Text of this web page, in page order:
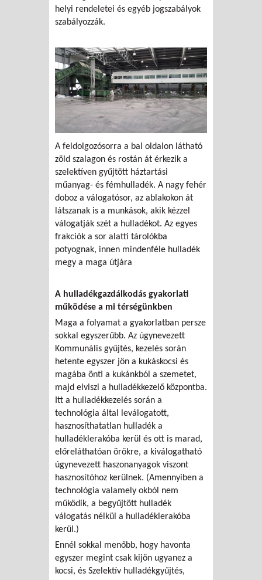
helyi rendeletei és egyéb jogszabályok
szabályozzák.
A feldolgozósorra a bal oldalon látható
zöld szalagon és rostán át érkezik a
szelektíven gyűjtött háztartási
műanyag- és fémhulladék. A nagy fehér
doboz a válogatósor, az ablakokon át
látszanak is a munkások, akik kézzel
válogatják szét a hulladékot. Az egyes
frakciók a sor alatti tárolókba
potyognak, innen mindenféle hulladék
megy a maga útjára
A hulladékgazdálkodás gyakorlati
működése a mi térségünkben
Maga a folyamat a gyakorlatban persze
sokkal egyszerűbb. Az úgynevezett
Kommunális gyűjtés, kezelés során
hetente egyszer jön a kukáskocsi és
magába önti a kukánkból a szemetet,
majd elviszi a hulladékkezelő központba.
Itt a hulladékkezelés során a
technológia által leválogatott,
hasznosíthatatlan hulladék a
hulladéklerakóba kerül és ott is marad,
előreláthatóan örökre, a kiválogatható
úgynevezett haszonanyagok viszont
hasznosítóhoz kerülnek. (Amennyiben a
technológia valamely okból nem
működik, a begyűjtött hulladék
válogatás nélkül a hulladéklerakóba
kerül.)
Ennél sokkal menőbb, hogy havonta
egyszer megint csak kijön ugyanez a
kocsi, és Szelektív hulladékgyűjtés,